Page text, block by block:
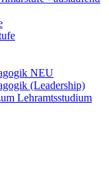
NEU
(Leadership)
Lehramtsstudium